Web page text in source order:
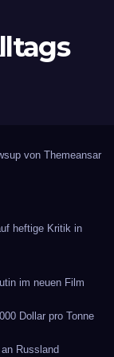
von Themeansar
heftige Kritik in
im neuen Film
Dollar pro Tonne
Russland